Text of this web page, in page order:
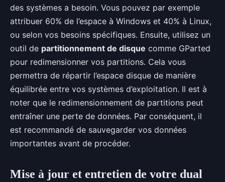
des systèmes a besoin. Vous pouvez par exemple
attribuer 60% de l’espace à Windows et 40% à Linux,
ou selon vos besoins spécifiques. Ensuite, utilisez un
outil de partitionnement de disque comme GParted
pour redimensionner vos partitions. Cela vous
permettra de répartir l’espace disque de manière
équilibrée entre vos systèmes d’exploitation. Il est à
noter que le redimensionnement de partitions peut
entraîner une perte de données. Par conséquent, il
est recommandé de sauvegarder vos données
importantes avant de procéder.
Mise à jour et entretien de votre dual